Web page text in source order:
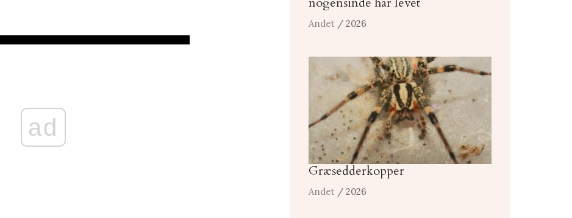
ad
Andet / 2026
Græsedderkopper
Andet / 2026